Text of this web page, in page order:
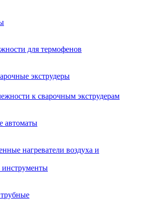
для термофенов
экструдеры
к сварочным экструдерам
автоматы
нагреватели воздуха и
инструменты